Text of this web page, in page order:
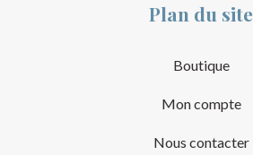
Plan du site
Boutique
Mon compte
Nous contacter